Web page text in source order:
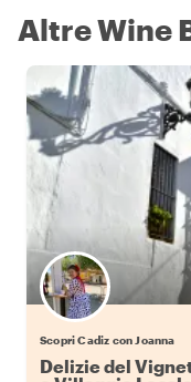
Altre Wine
Scopri Cadiz con Joanna
Delizie del